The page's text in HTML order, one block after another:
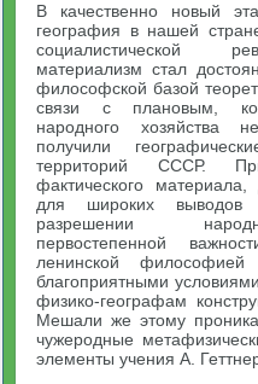
В качественно новый
география в нашей
социалистической
материализм стал
философской базой
связи с плановым,
народного хозяйства
получили
территорий СССР.
фактического
для широких
разрешении
первостепенной
ленинской
благоприятными
физико-географам
Мешали же этому
чужеродные
элементы учения А.